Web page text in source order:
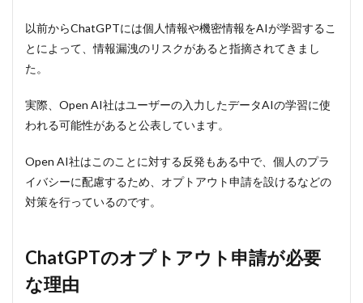
請が必要
な理由
報の
保護
③企
業秘
保護
ChatGPT
のオプト
アウト申
請が必要
以前からChatGPTには個人情報や機密情報をAIが学習するこ
とによって、情報漏洩のリスクがあると指摘されてきまし
た。
実際、Open AI社はユーザーの入力したデータAIの学習に使
われる可能性があると公表しています。
Open AI社はこのことに対する反発もある中で、個人のプラ
イバシーに配慮するため、オプトアウト申請を設けるなどの
対策を行っているのです。
ChatGPTのオプトアウト申請が必要
な理由